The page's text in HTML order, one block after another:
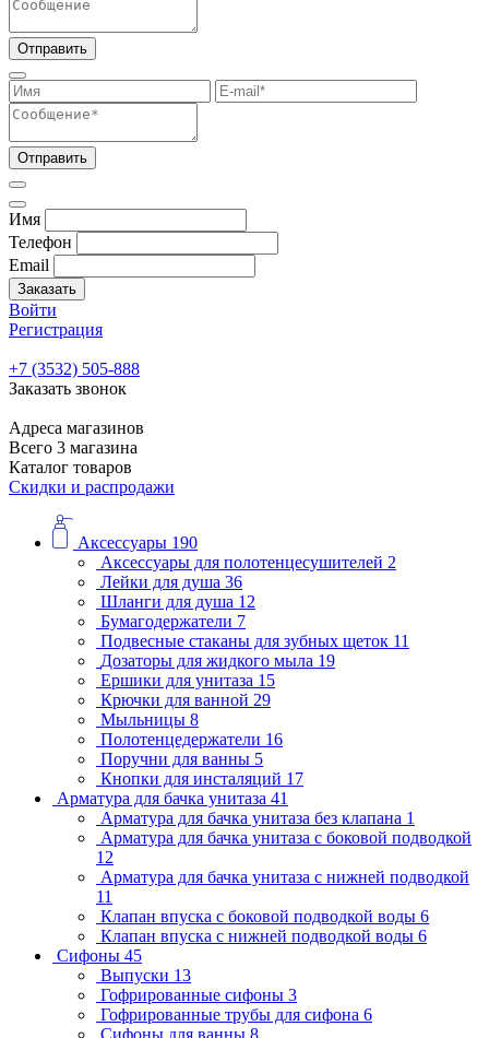
Отправить
Отправить
Имя
Телефон
Email
Заказать
Войти
Регистрация
+7 (3532) 505-888
Заказать звонок
Адреса магазинов
Всего 3 магазина
Каталог товаров
Скидки и распродажи
Аксессуары 190
Аксессуары для полотенцесушителей 2
Лейки для душа 36
Шланги для душа 12
Бумагодержатели 7
Подвесные стаканы для зубных щеток 11
Дозаторы для жидкого мыла 19
Ершики для унитаза 15
Крючки для ванной 29
Мыльницы 8
Полотенцедержатели 16
Поручни для ванны 5
Кнопки для инсталяций 17
Арматура для бачка унитаза 41
Арматура для бачка унитаза без клапана 1
Арматура для бачка унитаза с боковой подводкой
12
Арматура для бачка унитаза с нижней подводкой
11
Клапан впуска с боковой подводкой воды 6
Клапан впуска с нижней подводкой воды 6
Сифоны 45
Выпуски 13
Гофрированные сифоны 3
Гофрированные трубы для сифона 6